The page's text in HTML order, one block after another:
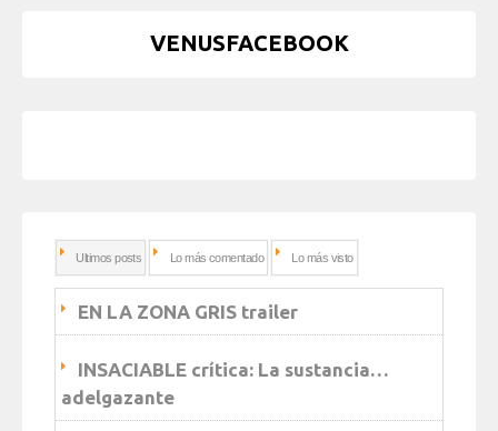
VENUSFACEBOOK
Ultimos posts Lo más comentado Lo más visto
EN LA ZONA GRIS trailer
INSACIABLE crítica: La sustancia…
adelgazante